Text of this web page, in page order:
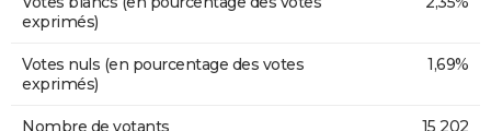
exprimés)
Votes nuls (en pourcentage des votes
exprimés)
1,69%
Nombre de votants 15 202